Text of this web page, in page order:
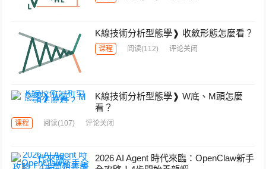
K線技術分析型態學❱ 收斂形態怎麼看？
课程 阅读(112) 评论关闭
K線技術分析型態學❱ W底、M頭怎麼
看？
课程 阅读(107) 评论关闭
2026 AI Agent 時代來臨：OpenClaw新手